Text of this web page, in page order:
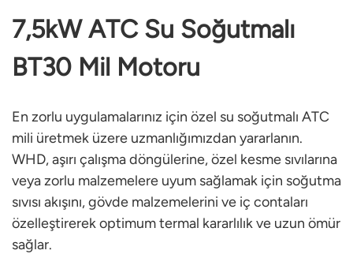
7,5kW ATC Su Soğutmalı
BT30 Mil Motoru
En zorlu uygulamalarınız için özel su soğutmalı ATC
mili üretmek üzere uzmanlığımızdan yararlanın.
WHD, aşırı çalışma döngülerine, özel kesme sıvılarına
veya zorlu malzemelere uyum sağlamak için soğutma
sıvısı akışını, gövde malzemelerini ve iç contaları
özelleştirerek optimum termal kararlılık ve uzun ömür
sağlar.